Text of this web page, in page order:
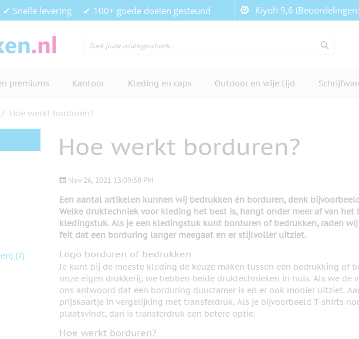
✔ Snelle levering ✔ 100+ goede doelen gesteund Kiyoh 9,6
premiums Kantoor Kleding en caps Outdoor en vrije tijd
/ Hoe werkt borduren?
Hoe werkt borduren?
Nov 26, 2021 13:09:58 PM
Een aantal artikelen kunnen wij bedrukken én borduren, denk
Welke druktechniek voor kleding het best is, hangt onder meer af van
kledingstuk. Als je een kledingstuk kunt borduren of bedrukken, raden
feit dat een borduring langer meegaat en er stijlvoller uitziet.
Logo borduren of bedrukken
Je kunt bij de meeste kleding de keuze maken tussen een bedrukking of
onze eigen drukkerij; we hebben beide druktechnieken in huis. Als we de
ons antwoord dat een borduring duurzamer is en er ook mooier uitziet.
prijskaartje in vergelijking met transferdruk. Als je bijvoorbeeld T-shirts
plaatsvindt, dan is transferdruk een betere optie.
Hoe werkt borduren?
(7)